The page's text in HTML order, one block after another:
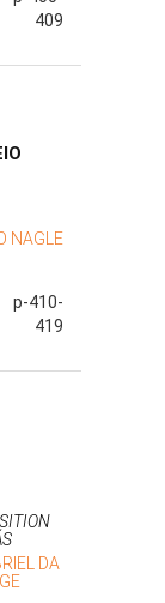
409
NAGLE
p-410-
419
DA